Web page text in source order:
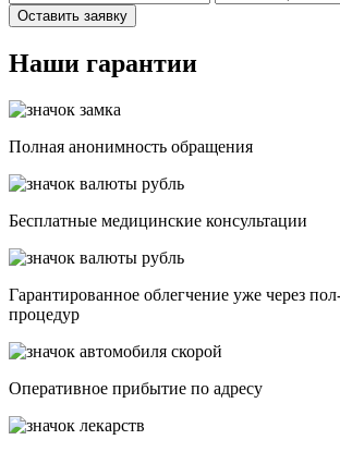
Оставить заявку
Наши гарантии
Полная анонимность обращения
Бесплатные медицинские консультации
Гарантированное облегчение уже через
процедур
Опеpативное прибытие по адресу